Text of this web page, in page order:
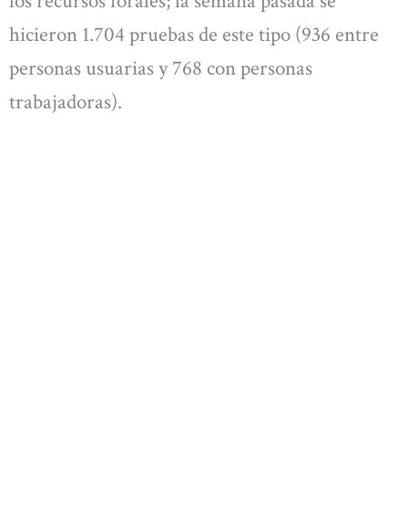
hicieron 1.704 pruebas de este tipo (936 entre
personas usuarias y 768 con personas
trabajadoras).